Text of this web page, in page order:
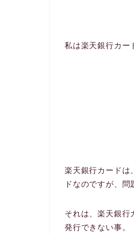
私は楽天銀行カー
楽天銀行カードは
ドなのですが、問
それは、楽天銀行
発行できない事。